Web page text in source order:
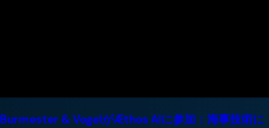
Burmester & VogelがÆthos AIに参加：海事技術に